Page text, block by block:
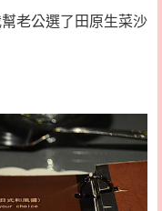
老公選了田原生菜沙